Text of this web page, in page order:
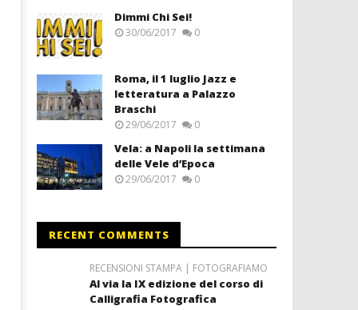
Dimmi Chi Sei!
30/06/2017 0
Roma, il 1 luglio Jazz e
letteratura a Palazzo
Braschi
29/06/2017 0
Vela: a Napoli la settimana
delle Vele d’Epoca
29/06/2017 0
RECENT COMMENTS
RECENSIONI STAMPA | FOTOGRAFIAMO
Al via la IX edizione del corso di
Calligrafia Fotografica